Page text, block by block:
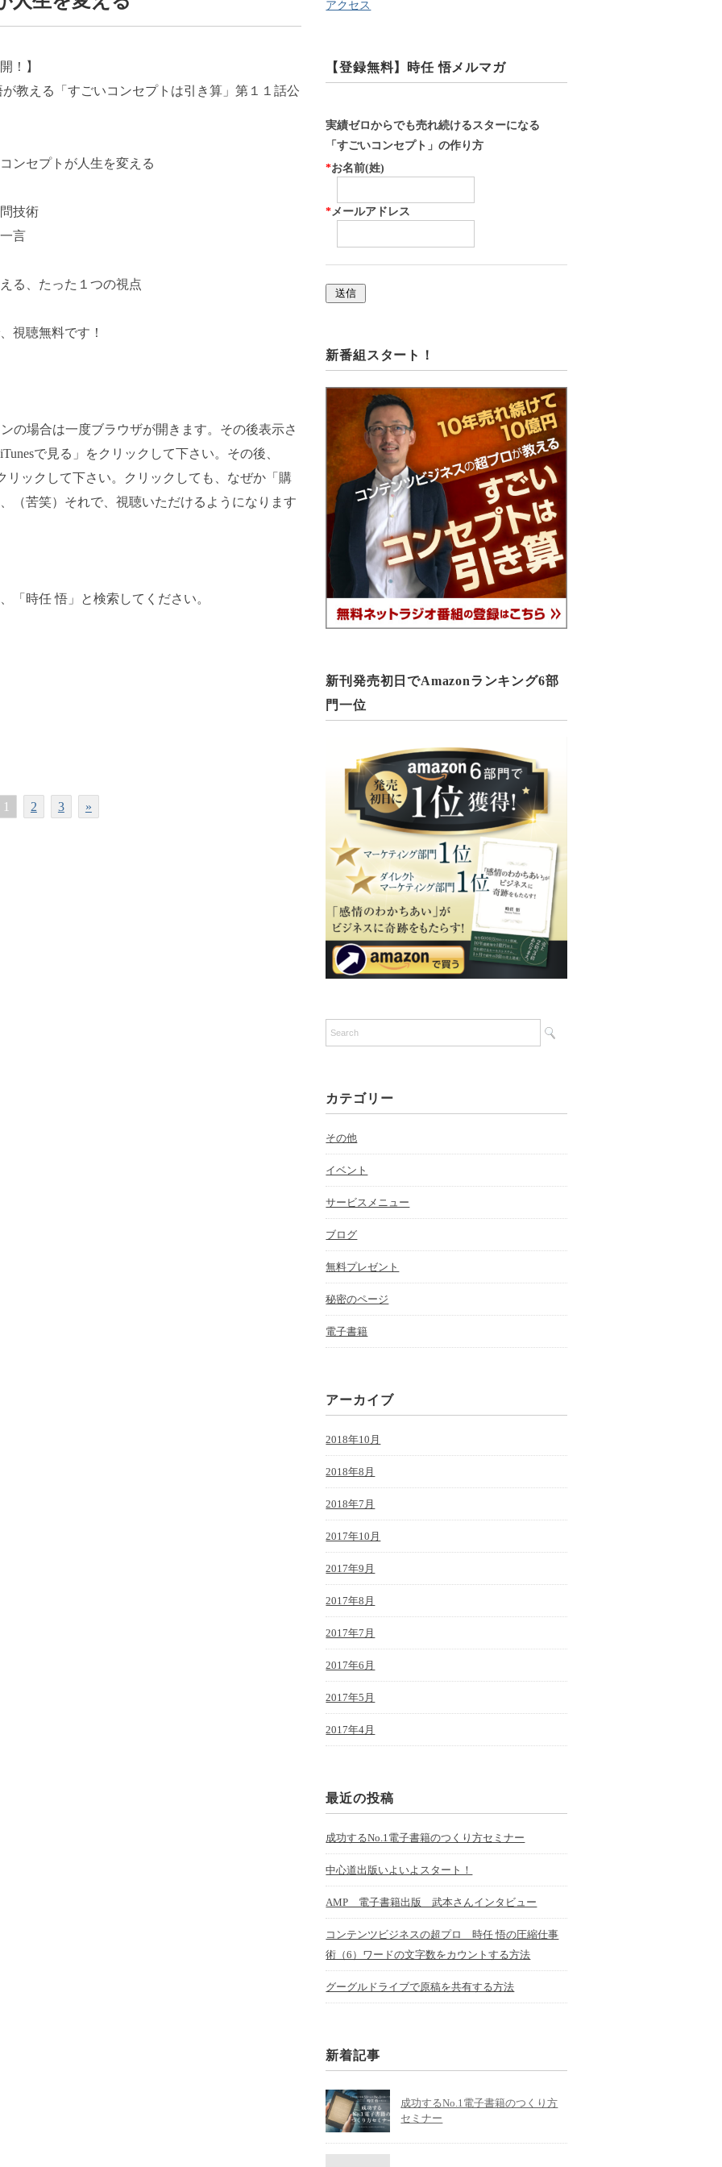
！】
教える「すごいコンセプトは引き算」第１１話公
ンセプトが人生を変える
技術
言
る、たった１つの視点
視聴無料です！
の場合は一度ブラウザが開きます。その後表示さ
で見る」をクリックして下さい。その後、
リックして下さい。クリックしても、なぜか「購
（苦笑）それで、視聴いただけるようになります
「時任 悟」と検索してください。
1 2 3 »
アクセス
【登録無料】時任 悟メルマガ
実績ゼロからでも売れ続けるスターになる
「すごいコンセプト」の作り方
*お名前(姓)
*メールアドレス
新番組スタート！
新刊発売初日でAmazonランキング6部
門一位
カテゴリー
その他
イベント
サービスメニュー
ブログ
無料プレゼント
秘密のページ
電子書籍
アーカイブ
2018年10月
2018年8月
2018年7月
2017年10月
2017年9月
2017年8月
2017年7月
2017年6月
2017年5月
2017年4月
最近の投稿
成功するNo.1電子書籍のつくり方セミナー
中心道出版いよいよスタート！
AMP 電子書籍出版 武本さんインタビュー
コンテンツビジネスの超プロ 時任 悟の圧縮仕事
術（6）ワードの文字数をカウントする方法
グーグルドライブで原稿を共有する方法
新着記事
成功するNo.1電子書籍のつくり方
セミナー